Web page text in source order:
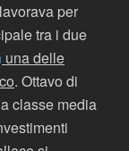
per
tra i due
una delle
. Ottavo di
classe media